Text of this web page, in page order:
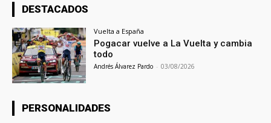
DESTACADOS
Vuelta a España
Pogacar vuelve a La Vuelta y cambia
todo
Andrés Álvarez Pardo - 03/08/2026
PERSONALIDADES